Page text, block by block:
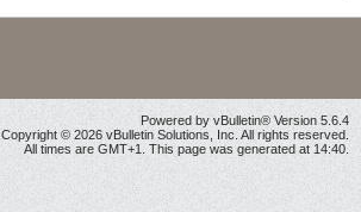
Powered by vBulletin® Version 5.6.4
Copyright © 2026 vBulletin Solutions, Inc. All rights reserved.
All times are GMT+1. This page was generated at 14:40.